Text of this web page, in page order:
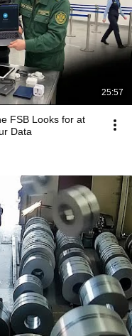
25:57
FSB Looks for at
Data